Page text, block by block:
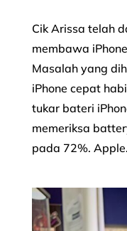
Cik Arissa telah
membawa
Masalah yang
iPhone cepat
tukar bateri
memeriksa
pada 72%.